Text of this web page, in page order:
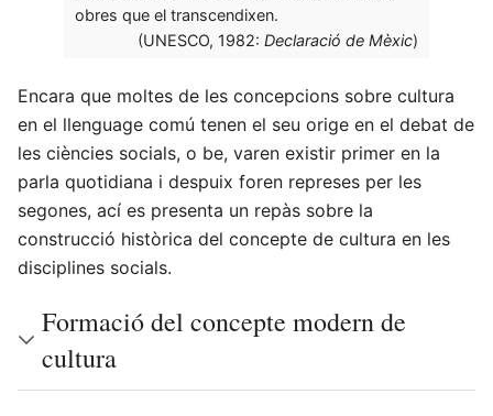
obres que el transcendixen.
(UNESCO, 1982: Declaració de Mèxic)
Encara que moltes de les concepcions sobre cultura
en el llenguage comú tenen el seu orige en el debat de
les ciències socials, o be, varen existir primer en la
parla quotidiana i despuix foren represes per les
segones, ací es presenta un repàs sobre la
construcció històrica del concepte de cultura en les
disciplines socials.
Formació del concepte modern de
cultura